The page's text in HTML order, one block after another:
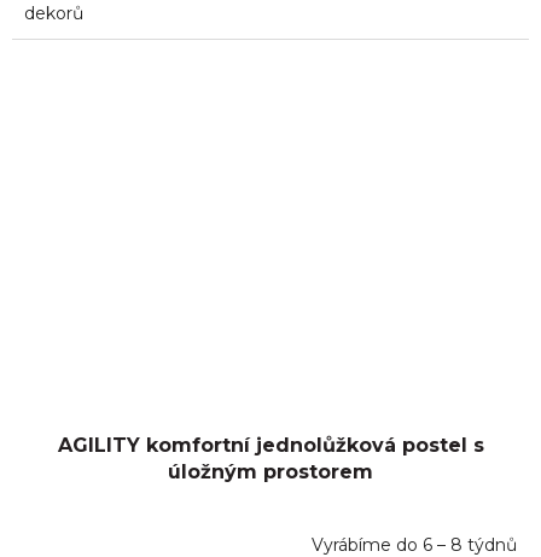
dekorů
AGILITY komfortní jednolůžková postel s
úložným prostorem
Vyrábíme do 6 – 8 týdnů